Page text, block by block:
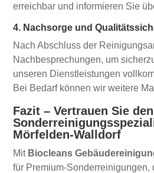
erreichbar und informieren Sie
4. Nachsorge und
Nach Abschluss der
Nachbesprechungen, um
unseren Dienstleistungen
Bei Bedarf können wir weitere
Fazit – Vertrauen Sie den
Mörfelden-Walldorf
Mit Biocleans
für Premium-Sonderreinigungen,